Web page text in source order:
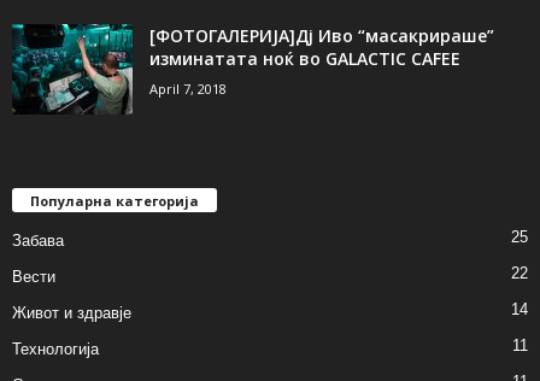
[ФОТОГАЛЕРИЈА]Дј Иво “масакрираше”
изминатата ноќ во GALACTIC CAFEE
April 7, 2018
Популарна категорија
Забава 25
Вести 22
Живот и здравје 14
Технологија 11